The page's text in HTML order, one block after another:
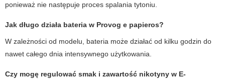
ponieważ nie następuje proces spalania tytoniu.
Jak długo działa bateria w Provog e papieros?
W zależności od modelu, bateria może działać od kilku godzin do
nawet całego dnia intensywnego użytkowania.
Czy mogę regulować smak i zawartość nikotyny w E-